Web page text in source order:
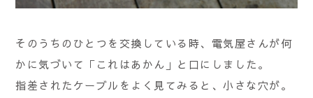
そのうちのひとつを交換している時、電気屋さんが何
かに気づいて「これはあかん」と口にしました。
指差されたケーブルをよく見てみると、小さな穴が。